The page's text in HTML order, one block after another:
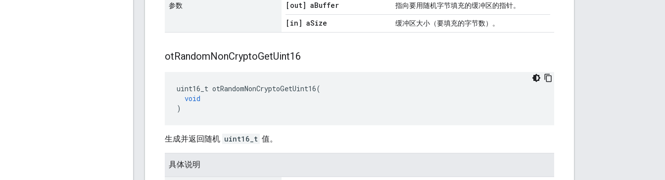
参数 [out] aBuffer 指向要用随机字节填充的缓冲区的指针。
[in] aSize 缓冲区大小（要填充的字节数）。
otRandomNonCryptoGetUint16
uint16_t otRandomNonCryptoGetUint16(
void
)
生成并返回随机 uint16_t 值。
具体说明